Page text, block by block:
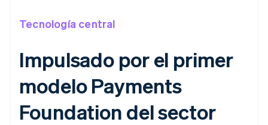
Tecnología central
Impulsado por el primer
modelo Payments
Foundation del sector